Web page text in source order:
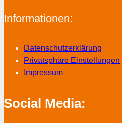
Informationen:
Datenschutzerklärung
Privatsphäre Einstellungen
Impressum
Social Media: